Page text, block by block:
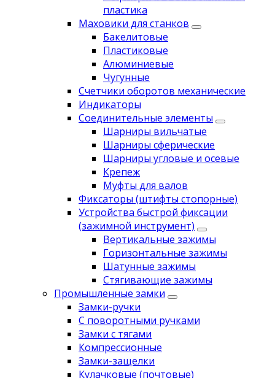
пластика
Маховики для станков
Бакелитовые
Пластиковые
Алюминиевые
Чугунные
Счетчики оборотов механические
Индикаторы
Соединительные элементы
Шарниры вильчатые
Шарниры сферические
Шарниры угловые и осевые
Крепеж
Муфты для валов
Фиксаторы (штифты стопорные)
Устройства быстрой фиксации
(зажимной инструмент)
Вертикальные зажимы
Горизонтальные зажимы
Шатунные зажимы
Стягивающие зажимы
Промышленные замки
Замки-ручки
С поворотными ручками
Замки с тягами
Компрессионные
Замки-защелки
Кулачковые (почтовые)